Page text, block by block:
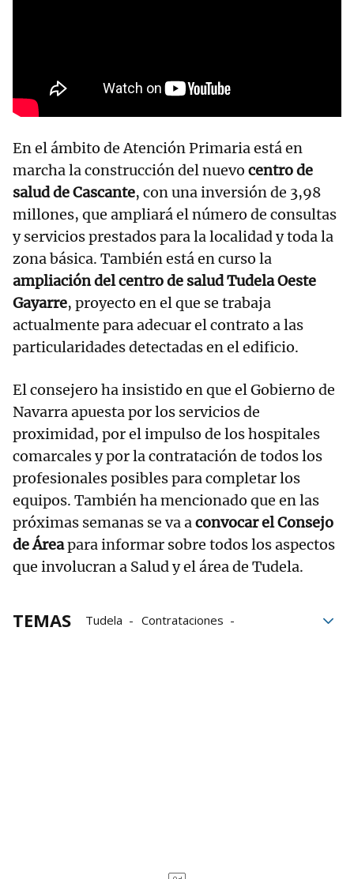
En el ámbito de Atención Primaria está en
marcha la construcción del nuevo centro de
salud de Cascante, con una inversión de 3,98
millones, que ampliará el número de consultas
y servicios prestados para la localidad y toda la
zona básica. También está en curso la
ampliación del centro de salud Tudela Oeste
Gayarre, proyecto en el que se trabaja
actualmente para adecuar el contrato a las
particularidades detectadas en el edificio.
El consejero ha insistido en que el Gobierno de
Navarra apuesta por los servicios de
proximidad, por el impulso de los hospitales
comarcales y por la contratación de todos los
profesionales posibles para completar los
equipos. También ha mencionado que en las
próximas semanas se va aconvocar el Consejo
de Áreapara informar sobre todos los aspectos
que involucran a Salud y el área de Tudela.
TEMAS Tudela
Contrataciones